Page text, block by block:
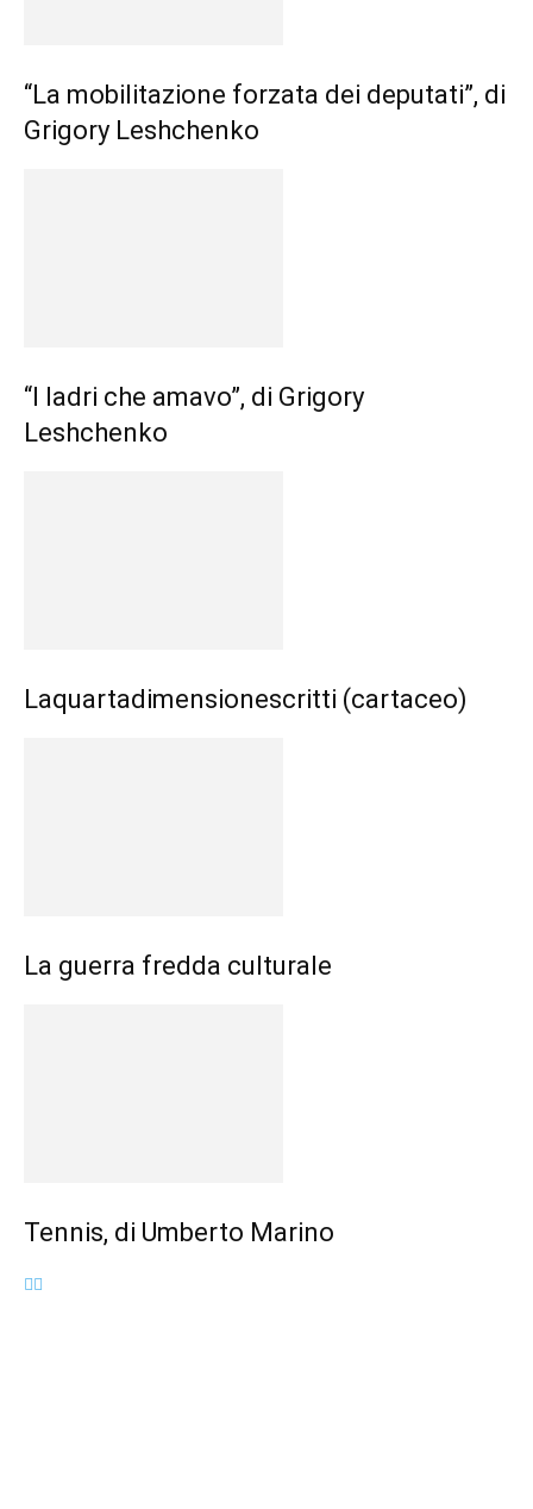
“La mobilitazione forzata dei deputati”, di
Grigory Leshchenko
“I ladri che amavo”, di Grigory
Leshchenko
Laquartadimensionescritti (cartaceo)
La guerra fredda culturale
Tennis, di Umberto Marino